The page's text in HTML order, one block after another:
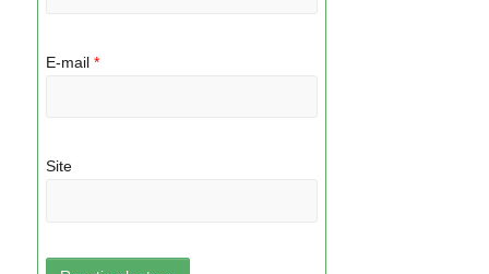
E-mail *
Site